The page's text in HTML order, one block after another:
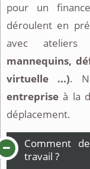
pour un
déroulent en
avec
mannequins,
virtuelle ...).
entreprise à la
déplacement.
Comment
travail ?